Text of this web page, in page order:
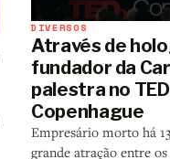
DIVERSOS
Através de
fundador da
palestra no TED
Copenhague
Empresário morto há
grande atração entre